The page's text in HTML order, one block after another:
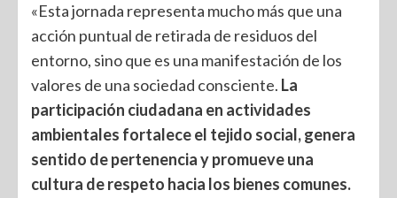
«Esta jornada representa mucho más que una
acción puntual de retirada de residuos del
entorno, sino que es una manifestación de los
valores de una sociedad consciente. La
participación ciudadana en actividades
ambientales fortalece el tejido social, genera
sentido de pertenencia y promueve una
cultura de respeto hacia los bienes comunes.